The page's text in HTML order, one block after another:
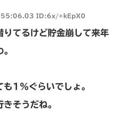
ID:6x/+kEpX0
りてるけど貯金崩して来年
も1%ぐらいでしょ。
そうだね。